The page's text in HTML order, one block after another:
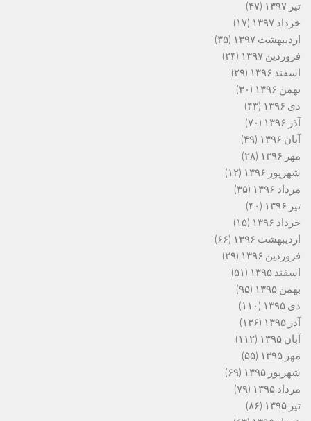
تیر ۱۳۹۷
(۴۷)
خرداد ۱۳۹۷
(۱۷)
اردیبهشت ۱۳۹۷
(۳۵)
فروردین ۱۳۹۷
(۲۴)
اسفند ۱۳۹۶
(۲۹)
بهمن ۱۳۹۶
(۳۰)
دی ۱۳۹۶
(۴۳)
آذر ۱۳۹۶
(۷۰)
آبان ۱۳۹۶
(۴۹)
مهر ۱۳۹۶
(۲۸)
شهریور ۱۳۹۶
(۱۲)
مرداد ۱۳۹۶
(۳۵)
تیر ۱۳۹۶
(۴۰)
خرداد ۱۳۹۶
(۱۵)
اردیبهشت ۱۳۹۶
(۶۶)
فروردین ۱۳۹۶
(۲۹)
اسفند ۱۳۹۵
(۵۱)
بهمن ۱۳۹۵
(۹۵)
دی ۱۳۹۵
(۱۱۰)
آذر ۱۳۹۵
(۱۳۶)
آبان ۱۳۹۵
(۱۱۲)
مهر ۱۳۹۵
(۵۵)
شهریور ۱۳۹۵
(۶۹)
مرداد ۱۳۹۵
(۷۹)
تیر ۱۳۹۵
(۸۶)